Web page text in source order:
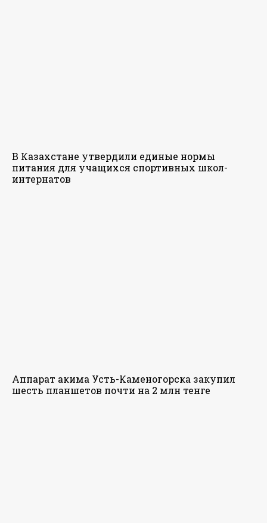
В Казахстане утвердили единые нормы
питания для учащихся спортивных школ-
интернатов
Аппарат акима Усть-Каменогорска закупил
шесть планшетов почти на 2 млн тенге